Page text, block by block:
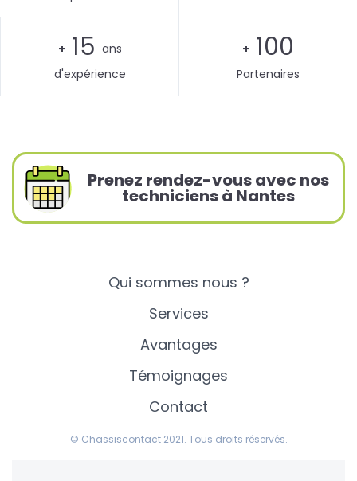
+ 15 ans
d'expérience
+ 100
Partenaires
Prenez rendez-vous avec nos
techniciens à Nantes
Qui sommes nous ?
Services
Avantages
Témoignages
Contact
© Chassiscontact 2021. Tous droits réservés.